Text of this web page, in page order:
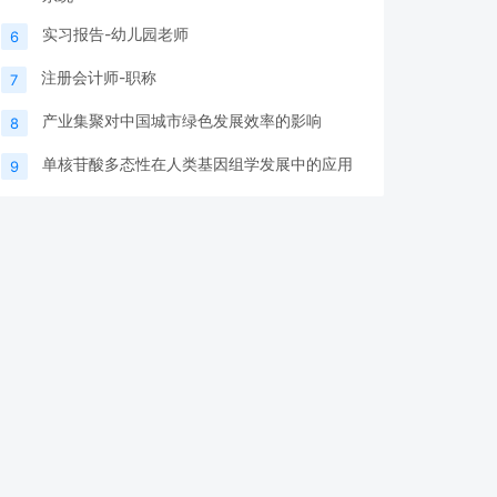
6 实习报告-幼儿园老师
7 注册会计师-职称
8 产业集聚对中国城市绿色发展效率的影响
9 单核苷酸多态性在人类基因组学发展中的应用